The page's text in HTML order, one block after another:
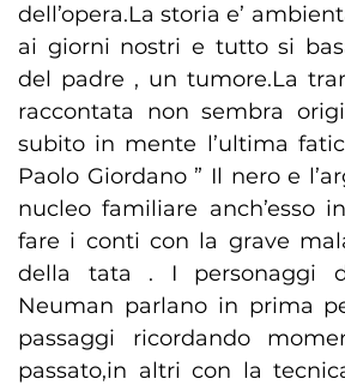
dell’opera.La storia e’
ai giorni nostri e tutto si
del padre , un tumore.La
raccontata non sembra
subito in mente l’ultima
Paolo Giordano ” Il nero e
nucleo familiare anch’esso
fare i conti con la grave
della tata . I personaggi
Neuman parlano in prima
passaggi ricordando
passato,in altri con la